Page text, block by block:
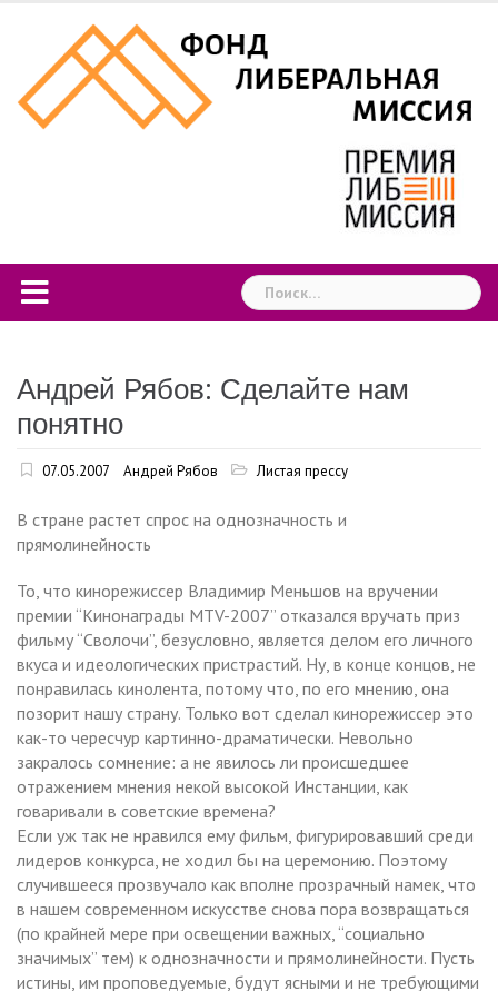
content
Найти:
Андрей Рябов: Сделайте нам
понятно
07.05.2007 Андрей Рябов Листая прессу
В стране растет спрос на однозначность и
прямолинейность
То, что кинорежиссер Владимир Меньшов на вручении
премии “Кинонаграды MTV-2007” отказался вручать приз
фильму “Сволочи”, безусловно, является делом его личного
вкуса и идеологических пристрастий. Ну, в конце концов, не
понравилась кинолента, потому что, по его мнению, она
позорит нашу страну. Только вот сделал кинорежиссер это
как-то чересчур картинно-драматически. Невольно
закралось сомнение: а не явилось ли происшедшее
отражением мнения некой высокой Инстанции, как
говаривали в советские времена?
Если уж так не нравился ему фильм, фигурировавший среди
лидеров конкурса, не ходил бы на церемонию. Поэтому
случившееся прозвучало как вполне прозрачный намек, что
в нашем современном искусстве снова пора возвращаться
(по крайней мере при освещении важных, “социально
значимых” тем) к однозначности и прямолинейности. Пусть
истины, им проповедуемые, будут ясными и не требующими